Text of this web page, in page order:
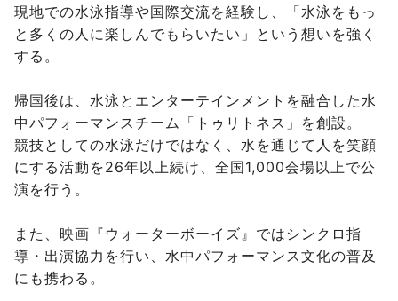
現地での水泳指導や国際交流を経験し、「水泳をもっ
と多くの人に楽しんでもらいたい」という想いを強く
する。
帰国後は、水泳とエンターテインメントを融合した水
中パフォーマンスチーム「トゥリトネス」を創設。
競技としての水泳だけではなく、水を通じて人を笑顔
にする活動を26年以上続け、全国1,000会場以上で公
演を行う。
また、映画『ウォーターボーイズ』ではシンクロ指
導・出演協力を行い、水中パフォーマンス文化の普及
にも携わる。